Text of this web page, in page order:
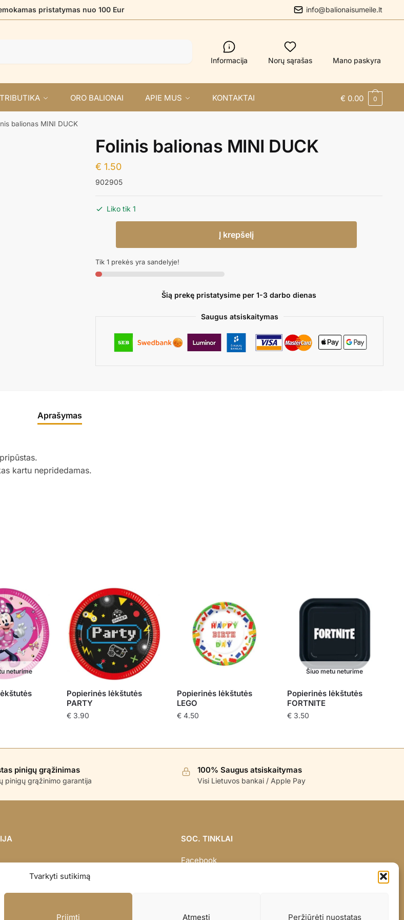
Tvarkyti sutikimą
Priimti Atmesti Peržiūrėti nuostatas
pristatymas nuo 100 Eur info@balionaisumeile.lt
Informacija Norų sąrašas Mano paskyra
ORO BALIONAI APIE MUS KONTAKTAI € 0.00 0
balionas MINI DUCK
Folinis balionas MINI DUCK
€ 1.50
902905
Liko tik 1
balionas
MINI
Į krepšelį
Tik 1 prekės yra sandelyje!
Šią prekę pristatysime per 1-3 darbo dienas
Saugus atsiskaitymas
Aprašymas
kartu nepridedamas.
neturime
Popierinės lėkštutės
PARTY
€ 3.90
Popierinės lėkštutės
LEGO
€ 4.50
Šiuo metu neturime
Popierinės lėkštutės
FORTNITE
€3.50
pinigų grąžinimas
pinigų grąžinimo garantija
100% Saugus atsiskaitymas
Visi Lietuvos bankai / Apple Pay
politika
SOC. TINKLAI
Facebook